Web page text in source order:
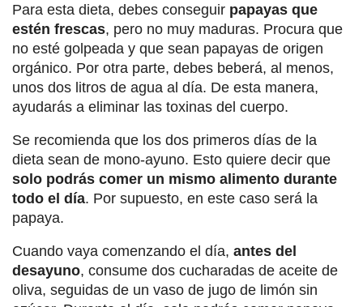
Para esta dieta, debes conseguir papayas que
estén frescas, pero no muy maduras. Procura que
no esté golpeada y que sean papayas de origen
orgánico. Por otra parte, debes beberá, al menos,
unos dos litros de agua al día. De esta manera,
ayudarás a eliminar las toxinas del cuerpo.
Se recomienda que los dos primeros días de la
dieta sean de mono-ayuno. Esto quiere decir que
solo podrás comer un mismo alimento durante
todo el día. Por supuesto, en este caso será la
papaya.
Cuando vaya comenzando el día, antes del
desayuno, consume dos cucharadas de aceite de
oliva, seguidas de un vaso de jugo de limón sin